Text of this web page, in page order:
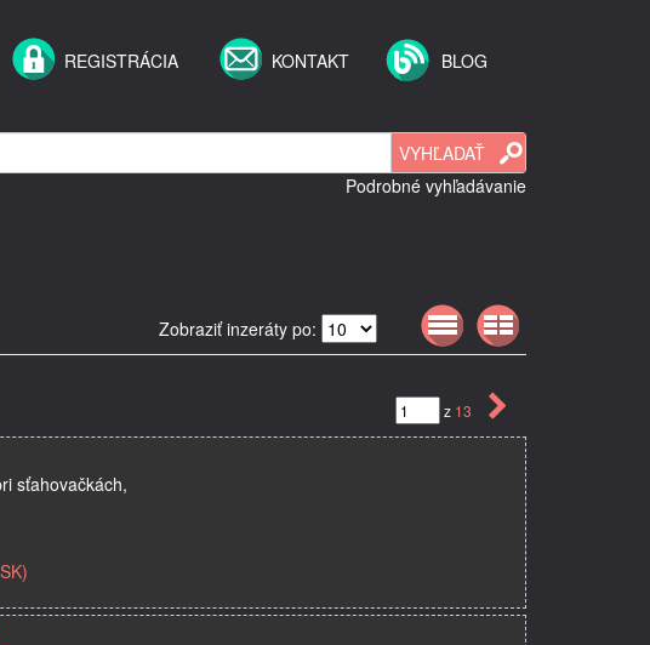
REGISTRÁCIA KONTAKT BLOG
Podrobné vyhľadávanie
Zobraziť inzeráty po:
z 13
sťahovačkách,